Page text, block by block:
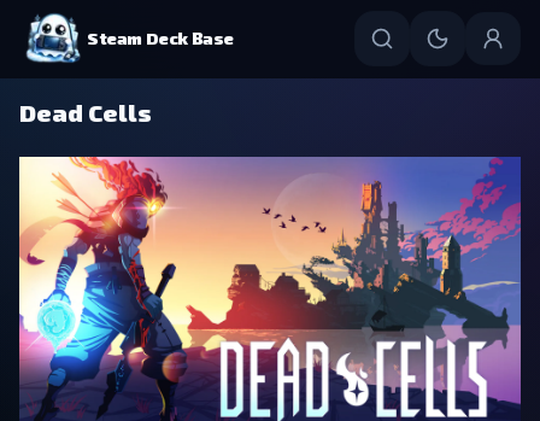
Steam Deck Base
Dead Cells